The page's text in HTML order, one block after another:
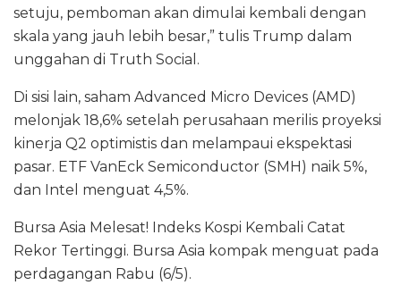
setuju, pemboman akan dimulai kembali dengan
skala yang jauh lebih besar,” tulis Trump dalam
unggahan di Truth Social.
Di sisi lain, saham Advanced Micro Devices (AMD)
melonjak 18,6% setelah perusahaan merilis proyeksi
kinerja Q2 optimistis dan melampaui ekspektasi
pasar. ETF VanEck Semiconductor (SMH) naik 5%,
dan Intel menguat 4,5%.
Bursa Asia Melesat! Indeks Kospi Kembali Catat
Rekor Tertinggi. Bursa Asia kompak menguat pada
perdagangan Rabu (6/5).